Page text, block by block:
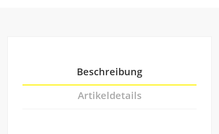
Beschreibung
Artikeldetails